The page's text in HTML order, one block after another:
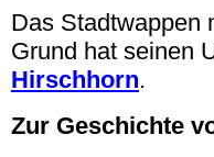
Das Stadtwappen
Grund hat seinen
Hirschhorn.
Zur Geschichte